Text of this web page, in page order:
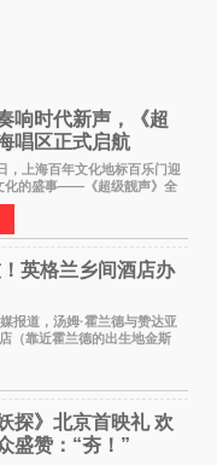
响时代新声，《超
唱区正式启航
上海百年文化地标百乐门迎
化的盛事——《超级靓声》全
上海唱区新闻发布会暨启动
。各界领导、嘉宾与媒体朋友
英格兰乡间酒店办
道，汤姆·霍兰德与赞达亚
（靠近霍兰德的出生地金斯
探》北京首映礼 欢
盛赞：“夯！”